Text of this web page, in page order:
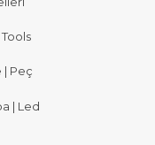
Tools
| Peç
| Led